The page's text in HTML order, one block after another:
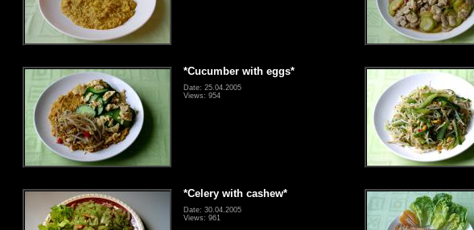
*Cucumber with eggs*
Date: 25.04.2005
Views: 954
*Celery with cashew*
Date: 30.04.2005
Views: 961